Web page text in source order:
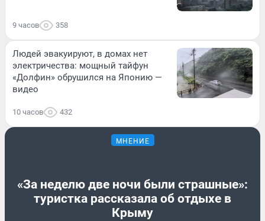
9 часов 358
Людей эвакуируют, в домах нет
электричества: мощный тайфун
«Долфин» обрушился на Японию —
видео
10 часов 432
МНЕНИЕ
«За неделю две ночи были страшные»:
туристка рассказала об отдыхе в
Крыму